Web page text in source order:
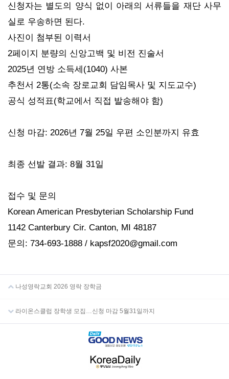
신청자는 별도의 양식 없이 아래의 서류들을 재단 사무
실로 우송하면 된다.
사진이 첨부된 이력서
2페이지 분량의 신앙고백 및 비전 진술서
2025년 연방 소득세(1040) 사본
추천서 2통(소속 장로교회 담임목사 및 지도교수)
공식 성적표(학교에서 직접 발송해야 함)
신청 마감: 2026년 7월 25일 우편 소인분까지 유효
최종 선발 결과: 8월 31일
접수 및 문의
Korean American Presbyterian Scholarship Fund
1142 Canterbury Cir. Canton, MI 48187
문의: 734-693-1888 / kapsf2020@gmail.com
나성영락교회 2026 영락 장학금
라이온스클럽 장학생 모집…신청 마감 5월31일까지